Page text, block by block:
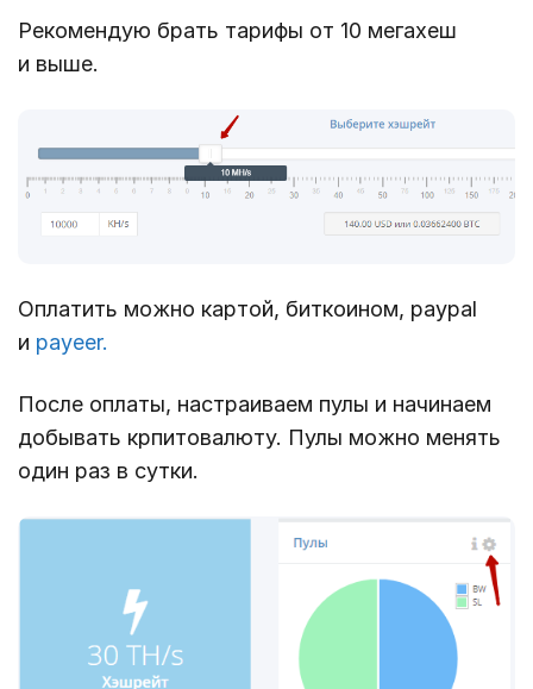
Рекомендую брать тарифы от 10 мегахеш
и выше.
Оплатить можно картой, биткоином, paypal
и payeer.
После оплаты, настраиваем пулы и начинаем
добывать крпитовалюту. Пулы можно менять
один раз в сутки.